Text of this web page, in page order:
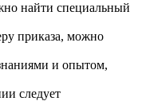
найти специальный
приказа, можно
и опытом,
следует